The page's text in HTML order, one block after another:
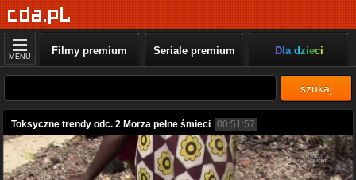
MENU Filmy premium Seriale premium Dla dzieci
szukaj
Toksyczne trendy odc. 2 Morza pełne śmieci 00:51:57